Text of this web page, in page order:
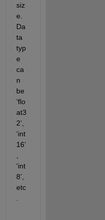
siz
e
Da
ta
typ
e
ca
n
be
‘flo
at3
2’,
‘int
16’
‘int
8’,
etc